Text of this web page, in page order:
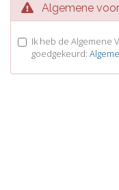
Algemene
Ik heb de Algemene
goedgekeurd: